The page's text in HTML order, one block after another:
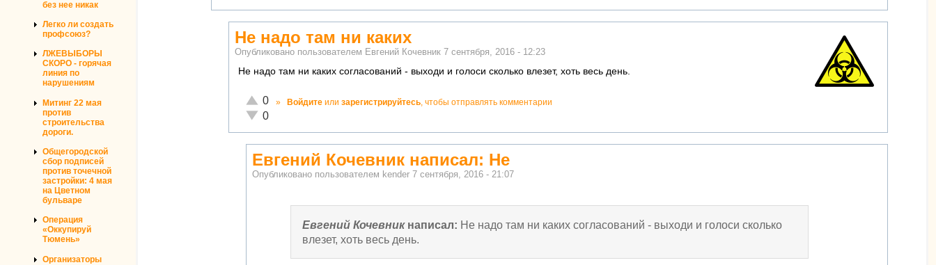
без нее никак
Легко ли создать
профсоюз?
ЛЖЕВЫБОРЫ
СКОРО - горячая
линия по
нарушениям
Митинг 22 мая
против
строительства
дороги.
Общегородской
сбор подписей
против точечной
застройки: 4 мая
на Цветном
бульваре
Операция
«Оккупируй
Тюмень»
Организаторы
Не надо там ни каких
Опубликовано пользователем Евгений Кочевник 7 сентября, 2016 - 12:23
Не надо там ни каких согласований - выходи и голоси сколько влезет, хоть весь день.
Отлично!
0
Неадекватно!
0
» Войдите или зарегистрируйтесь, чтобы отправлять комментарии
Евгений Кочевник написал: Не
Опубликовано пользователем kender 7 сентября, 2016 - 21:07
Евгений Кочевникнаписал: Не надо там ни каких согласований - выходи и голоси сколько
влезет, хоть весь день.